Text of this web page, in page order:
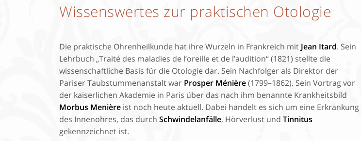
Wissenswertes zur praktischen Otologie
Die praktische Ohrenheilkunde hat ihre Wurzeln in Frankreich mit Jean Itard. Sein
Lehrbuch „Traité des maladies de l’oreille et de l’audition“ (1821) stellte die
wissenschaftliche Basis für die Otologie dar. Sein Nachfolger als Direktor der
Pariser Taubstummenanstalt war Prosper Ménière(1799–1862). Sein Vortrag vor
der kaiserlichen Akademie in Paris über das nach ihm benannte Krankheitsbild
Morbus Menière ist noch heute aktuell. Dabei handelt es sich um eine Erkrankung
des Innenohres, das durch Schwindelanfälle, Hörverlust und Tinnitus
gekennzeichnet ist.